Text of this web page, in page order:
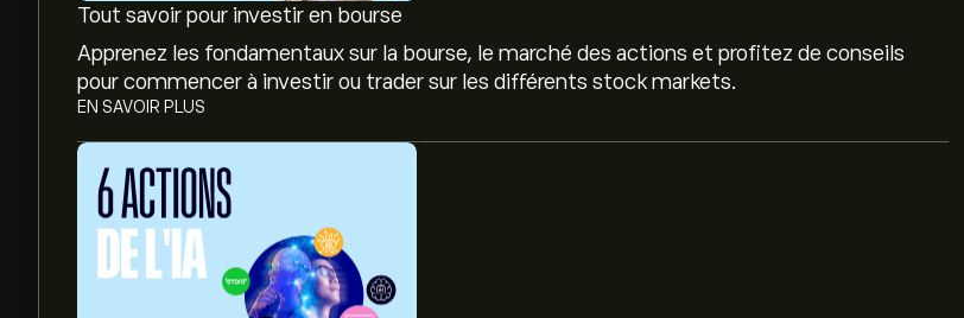
Tout savoir pour investir en bourse
Apprenez les fondamentaux sur la bourse, le marché des actions et profitez de conseils
pour commencer à investir ou trader sur les différents stock markets.
EN SAVOIR PLUS
Le prix actuel de l'action BEN est de 34.64‎$‎.